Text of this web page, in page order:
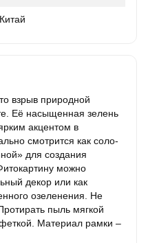
Китай
взрыв природной
Её насыщенная зелень
акцентом в
смотрится как соло-
для создания
можно
декор или как
озеленения. Не
пыль мягкой
Материал рамки –